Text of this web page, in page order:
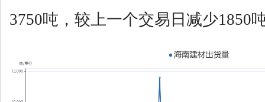
3750吨，较上一个交易日减少1850